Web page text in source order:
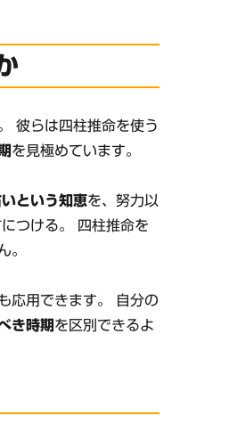
彼らは四柱推命を使う
を見極めています。
いという知恵を、努力以
つける。 四柱推命を
。
応用できます。 自分の
き時期 を区別できるよ